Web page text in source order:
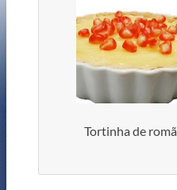
Tortinha de romã